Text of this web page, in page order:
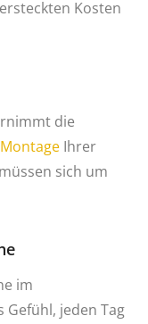
Kosten
die
Ihrer
sich um
im
Gefühl, jeden Tag